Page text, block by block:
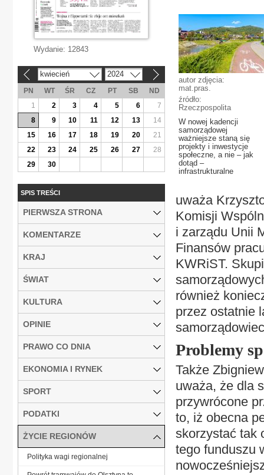
autor zdjęcia:
mat.pras.
źródło:
Rzeczpospolita
W nowej kadencji
samorządowej
ważniejsze staną się
projekty i inwestycje
społeczne, a nie – jak
dotąd –
infrastrukturalne
uważa
Komisji
i zarządu Unii
Finansów
KWRiST.
również
przez ostatnie
Problemy
Także
uważa, że dla
przywrócone
to, iż obecna
skorzystać tak
tego funduszu
Wydanie: 12843
kwiecień 2024
PN WT ŚR CZ PT SB
ND
1
2 3 4 5 6
7
8
9 10 11 12 13
14
15
16 17 18 19 20
21
22
23 24 25 26 27
28
29
30
SPIS TREŚCI
PIERWSZA STRONA
KOMENTARZE
KRAJ
ŚWIAT
KULTURA
OPINIE
PRAWO CO DNIA
EKONOMIA I RYNEK
SPORT
PODATKI
ŻYCIE REGIONÓW
Polityka wagi regionalnej